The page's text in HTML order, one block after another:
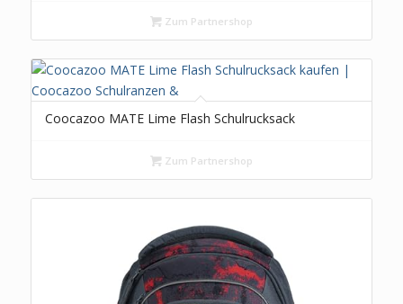
Zum Partnershop
Coocazoo MATE Lime Flash Schulrucksack
Zum Partnershop